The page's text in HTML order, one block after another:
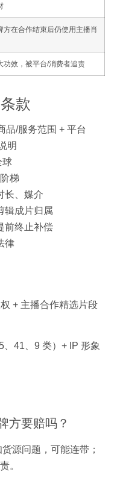
方在合作结束后仍使用主播肖
功效，被平台/消费者追责
款
品/服务范围 + 平台
明
球
梯
长、媒介
辑成片归属
前终止补偿
律
+ 主播合作精选片段
、41、9 类）+ IP 形象
方要赔吗？
源问题，可能连带；
。